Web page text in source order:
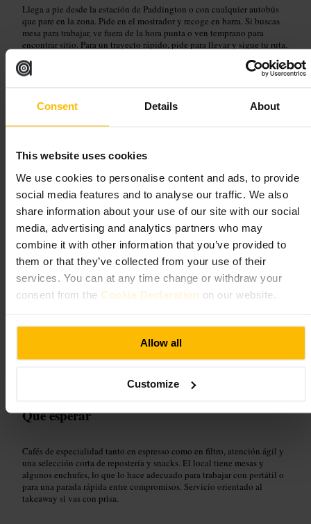
Consent Details About
This website uses cookies
We use cookies to personalise content and ads, to provide
social media features and to analyse our traffic. We also
share information about your use of our site with our social
media, advertising and analytics partners who may
combine it with other information that you’ve provided to
them or that they’ve collected from your use of their
services. You can at any time change or withdraw your
consent from the Cookie Declaration on our website.
Allow all
Customize
Llega a pie desde la estación de Paddington o con cualquier autobús
que pare en la zona. Pide en el mostrador y recoge en barra. Si buscas
mesa para trabajar, ve fuera de la hora punta o ven temprano para
encontrar sitio. Para un trayecto rápido, pide para llevar y sigue tu ruta.
Treelogy Speciality Coffee
Paddington
Restauración y bebidas•Cafeterías, cafés y teterías
4,7
4,8
“Café de especialidad rápido y cómodo en el
corazón de Paddington.”
CafeteríaModerna # Paddington
Qué esperar
Cafés de especialidad tanto en espresso como en filtro, atención ágil y
una selección corta de repostería y snacks. El local tiene mesas y
algunos enchufes, lo que lo hace adecuado para trabajar con portátil o
para una parada rápida entre compromisos. Servicio orientado al
takeaway si vas con prisa.